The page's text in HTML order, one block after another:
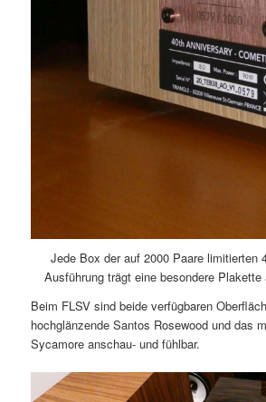
Jede Box der auf 2000 Paare limitierten
Ausführung trägt eine besondere
Beim FLSV sind beide verfügbaren
hochglänzende Santos Rosewood und das
Sycamore anschau- und fühlbar.